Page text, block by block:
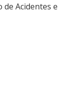
Acidentes e